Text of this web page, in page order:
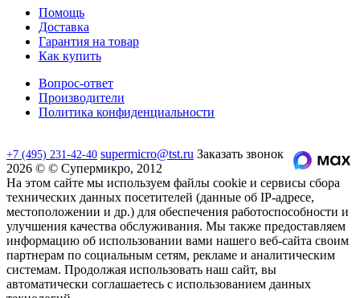
Помощь
Доставка
Гарантия на товар
Как купить
Вопрос-ответ
Производители
Политика конфиденциальности
+7 (495) 231-42-40 supermicro@tst.ru Заказать звонок
2026 © © Супермикро, 2012
На этом сайте мы используем файлы cookie и сервисы сбора
технических данных посетителей (данные об IP-адресе,
местоположении и др.) для обеспечения работоспособности и
улучшения качества обслуживания. Мы также предоставляем
информацию об использовании вами нашего веб-сайта своим
партнерам по социальным сетям, рекламе и аналитическим
системам. Продолжая использовать наш сайт, вы
автоматически соглашаетесь с использованием данных